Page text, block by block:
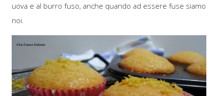
uova e al burro fuso, anche quando ad essere fuse siamo
noi.